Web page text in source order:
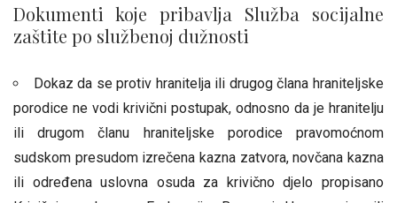
Dokumenti koje pribavlja Služba socijalne
zaštite po službenoj dužnosti
Dokaz da se protiv hranitelja ili drugog člana hraniteljske
porodice ne vodi krivični postupak, odnosno da je hranitelju
ili drugom članu hraniteljske porodice pravomoćnom
sudskom presudom izrečena kazna zatvora, novčana kazna
ili određena uslovna osuda za krivično djelo propisano